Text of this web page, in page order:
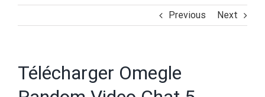
Previous Next
Télécharger Omegle